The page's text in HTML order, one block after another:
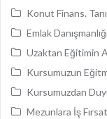
Konut Finans.
Emlak
Uzaktan Eğitimin
Kursumuzun
Kursumuzdan
Mezunlara İş